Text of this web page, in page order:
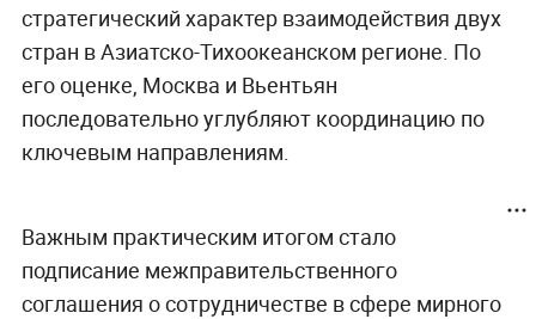
стратегический характер взаимодействия двух
стран в Азиатско-Тихоокеанском регионе. По
его оценке, Москва и Вьентьян
последовательно углубляют координацию по
ключевым направлениям.
Важным практическим итогом стало
подписание межправительственного
соглашения о сотрудничестве в сфере мирного